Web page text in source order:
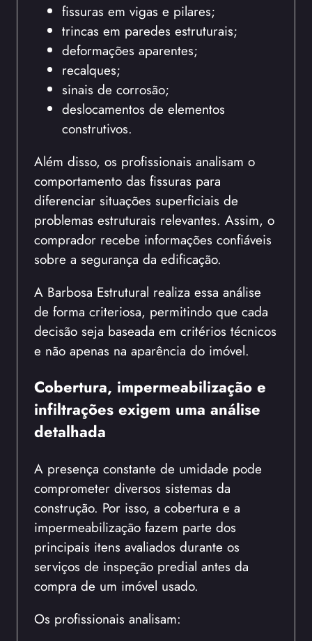
fissuras em vigas e pilares;
trincas em paredes estruturais;
deformações aparentes;
recalques;
sinais de corrosão;
deslocamentos de elementos
construtivos.
Além disso, os profissionais analisam o
comportamento das fissuras para
diferenciar situações superficiais de
problemas estruturais relevantes. Assim, o
comprador recebe informações confiáveis
sobre a segurança da edificação.
A Barbosa Estrutural realiza essa análise
de forma criteriosa, permitindo que cada
decisão seja baseada em critérios técnicos
e não apenas na aparência do imóvel.
Cobertura, impermeabilização e
infiltrações exigem uma análise
detalhada
A presença constante de umidade pode
comprometer diversos sistemas da
construção. Por isso, a cobertura e a
impermeabilização fazem parte dos
principais itens avaliados durante os
serviços de inspeção predial antes da
compra de um imóvel usado.
Os profissionais analisam: